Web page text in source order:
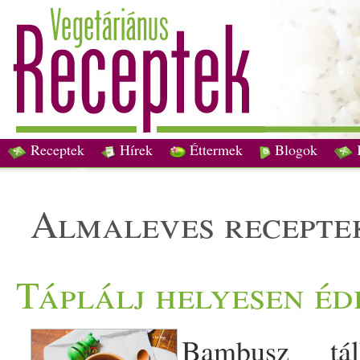
Receptek Hírek Éttermek Blogok
almaleves
Táplálj helyesen
Bambusz